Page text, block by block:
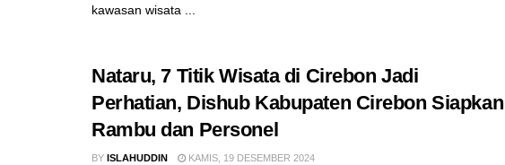
kawasan wisata ...
Nataru, 7 Titik Wisata di Cirebon Jadi
Perhatian, Dishub Kabupaten Cirebon Siapkan
Rambu dan Personel
BY ISLAHUDDIN KAMIS, 19 DESEMBER 2024